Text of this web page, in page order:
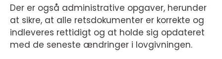
Der er også administrative opgaver, herunder
at sikre, at alle retsdokumenter er korrekte og
indleveres rettidigt og at holde sig opdateret
med de seneste ændringer i lovgivningen.